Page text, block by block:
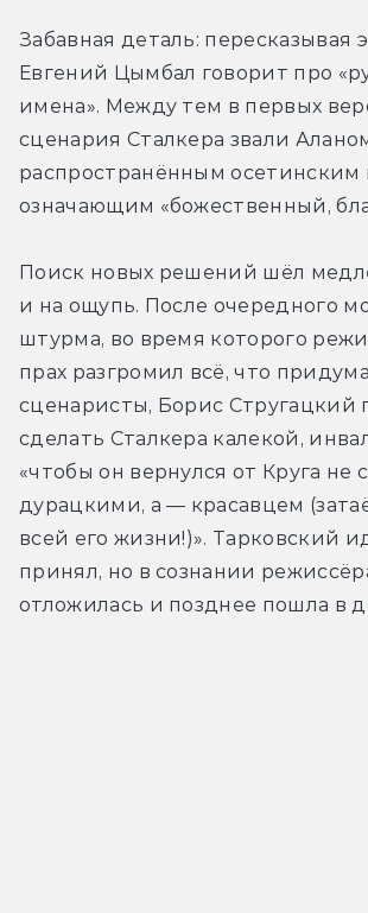
Забавная деталь: пересказывая
Евгений Цымбал говорит про
имена». Между тем в первых
сценария Сталкера звали
распространённым осетинским
означающим «божественный,
Поиск новых решений шёл
и на ощупь. После очередного
штурма, во время которого
прах разгромил всё, что
сценаристы, Борис Стругацкий
сделать Сталкера калекой,
«чтобы он вернулся от Круга не
дурацкими, а — красавцем
всей его жизни!)». Тарковский
принял, но в сознании
отложилась и позднее пошла в